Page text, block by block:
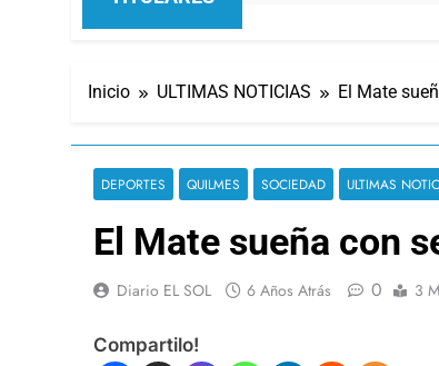
Inicio ULTIMAS NOTICIAS El Mate
DEPORTES QUILMES SOCIEDAD ULTIMAS
El Mate sueña con
Diario EL SOL 6 Años Atrás 0 3
Compartilo!